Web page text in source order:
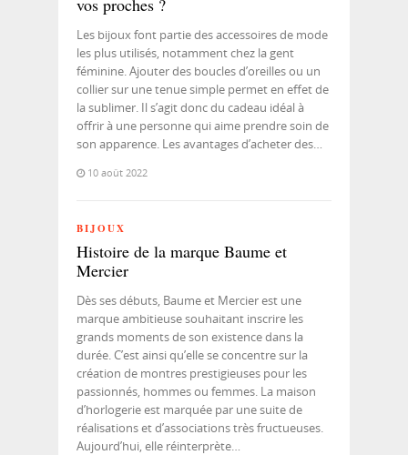
vos proches ?
Les bijoux font partie des accessoires de mode
les plus utilisés, notamment chez la gent
féminine. Ajouter des boucles d’oreilles ou un
collier sur une tenue simple permet en effet de
la sublimer. Il s’agit donc du cadeau idéal à
offrir à une personne qui aime prendre soin de
son apparence. Les avantages d’acheter des…
10 août 2022
BIJOUX
Histoire de la marque Baume et
Mercier
Dès ses débuts, Baume et Mercier est une
marque ambitieuse souhaitant inscrire les
grands moments de son existence dans la
durée. C’est ainsi qu’elle se concentre sur la
création de montres prestigieuses pour les
passionnés, hommes ou femmes. La maison
d’horlogerie est marquée par une suite de
réalisations et d’associations très fructueuses.
Aujourd’hui, elle réinterprète…